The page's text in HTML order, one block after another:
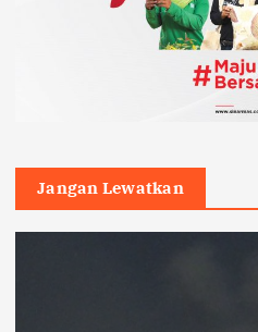
Jangan Lewatkan